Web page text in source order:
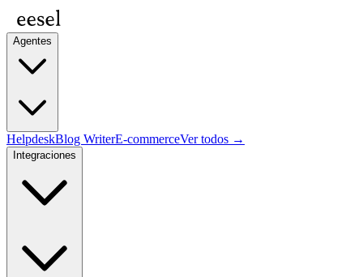
Agentes
HelpdeskBlog WriterE-commerceVer todos →
Integraciones